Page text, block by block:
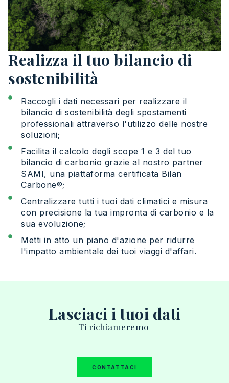
Realizza il tuo bilancio di
sostenibilità
Raccogli i dati necessari per realizzare il
bilancio di sostenibilità degli spostamenti
professionali attraverso l'utilizzo delle nostre
soluzioni;
Facilita il calcolo degli scope 1 e 3 del tuo
bilancio di carbonio grazie al nostro partner
SAMI, una piattaforma certificata Bilan
Carbone®;
Centralizzare tutti i tuoi dati climatici e misura
con precisione la tua impronta di carbonio e la
sua evoluzione;
Metti in atto un piano d'azione per ridurre
l'impatto ambientale dei tuoi viaggi d'affari.
Lasciaci i tuoi dati
Ti richiameremo
CONTATTACI